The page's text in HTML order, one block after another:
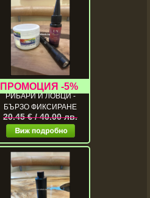
СВЕТЕЩ КОМПЛЕКТ ЗА
РИБАРИ И ЛОВЦИ -
БЪРЗО ФИКСИРАНЕ
20.45 € / 40.00 лв.